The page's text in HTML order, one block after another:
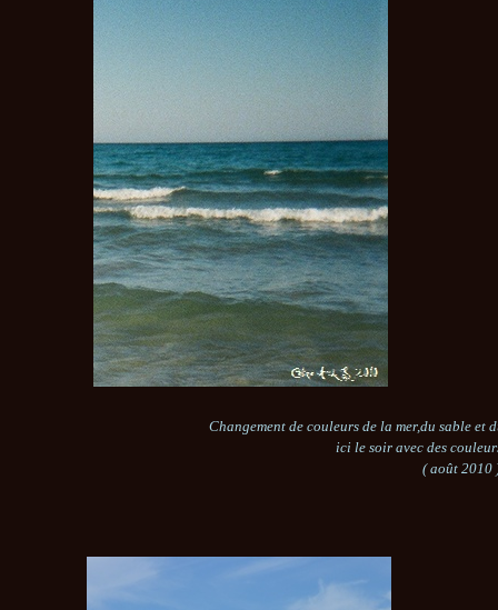
Changement de couleurs de la mer,du sable
ici le soir avec des
( août 2010